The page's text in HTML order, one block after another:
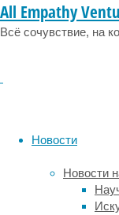
All Empathy
Всё сочувствие, на
Новости
Новости
на
первый
взгляд
самый
сухой
материк